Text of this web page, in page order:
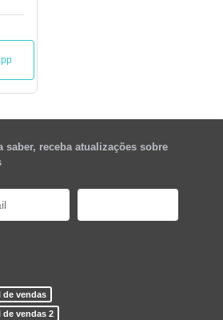
saber, receba atualizações sobre
de vendas
de vendas 2